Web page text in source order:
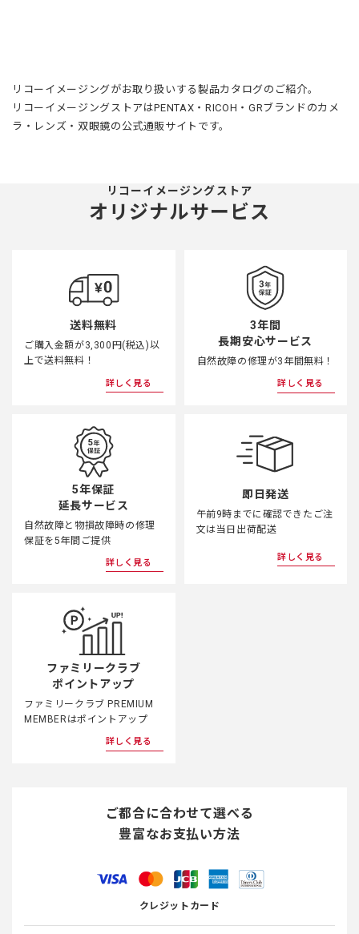
リコーイメージングがお取り扱いする製品カタログのご紹介。
リコーイメージングストアはPENTAX・RICOH・GRブランドのカメ
ラ・レンズ・双眼鏡の公式通販サイトです。
リコーイメージングストア
オリジナルサービス
送料無料
ご購入金額が3,300円(税込)以
上で送料無料！
詳しく見る
3年間
長期安心サービス
自然故障の修理が3年間無料！
詳しく見る
5年保証
延長サービス
自然故障と物損故障時の修理
保証を5年間ご提供
詳しく見る
即日発送
午前9時までに確認できたご注
文は当日出荷配送
詳しく見る
ファミリークラブ
ポイントアップ
ファミリークラブ PREMIUM
MEMBERはポイントアップ
詳しく見る
ご都合に合わせて選べる
豊富なお支払い方法
クレジットカード